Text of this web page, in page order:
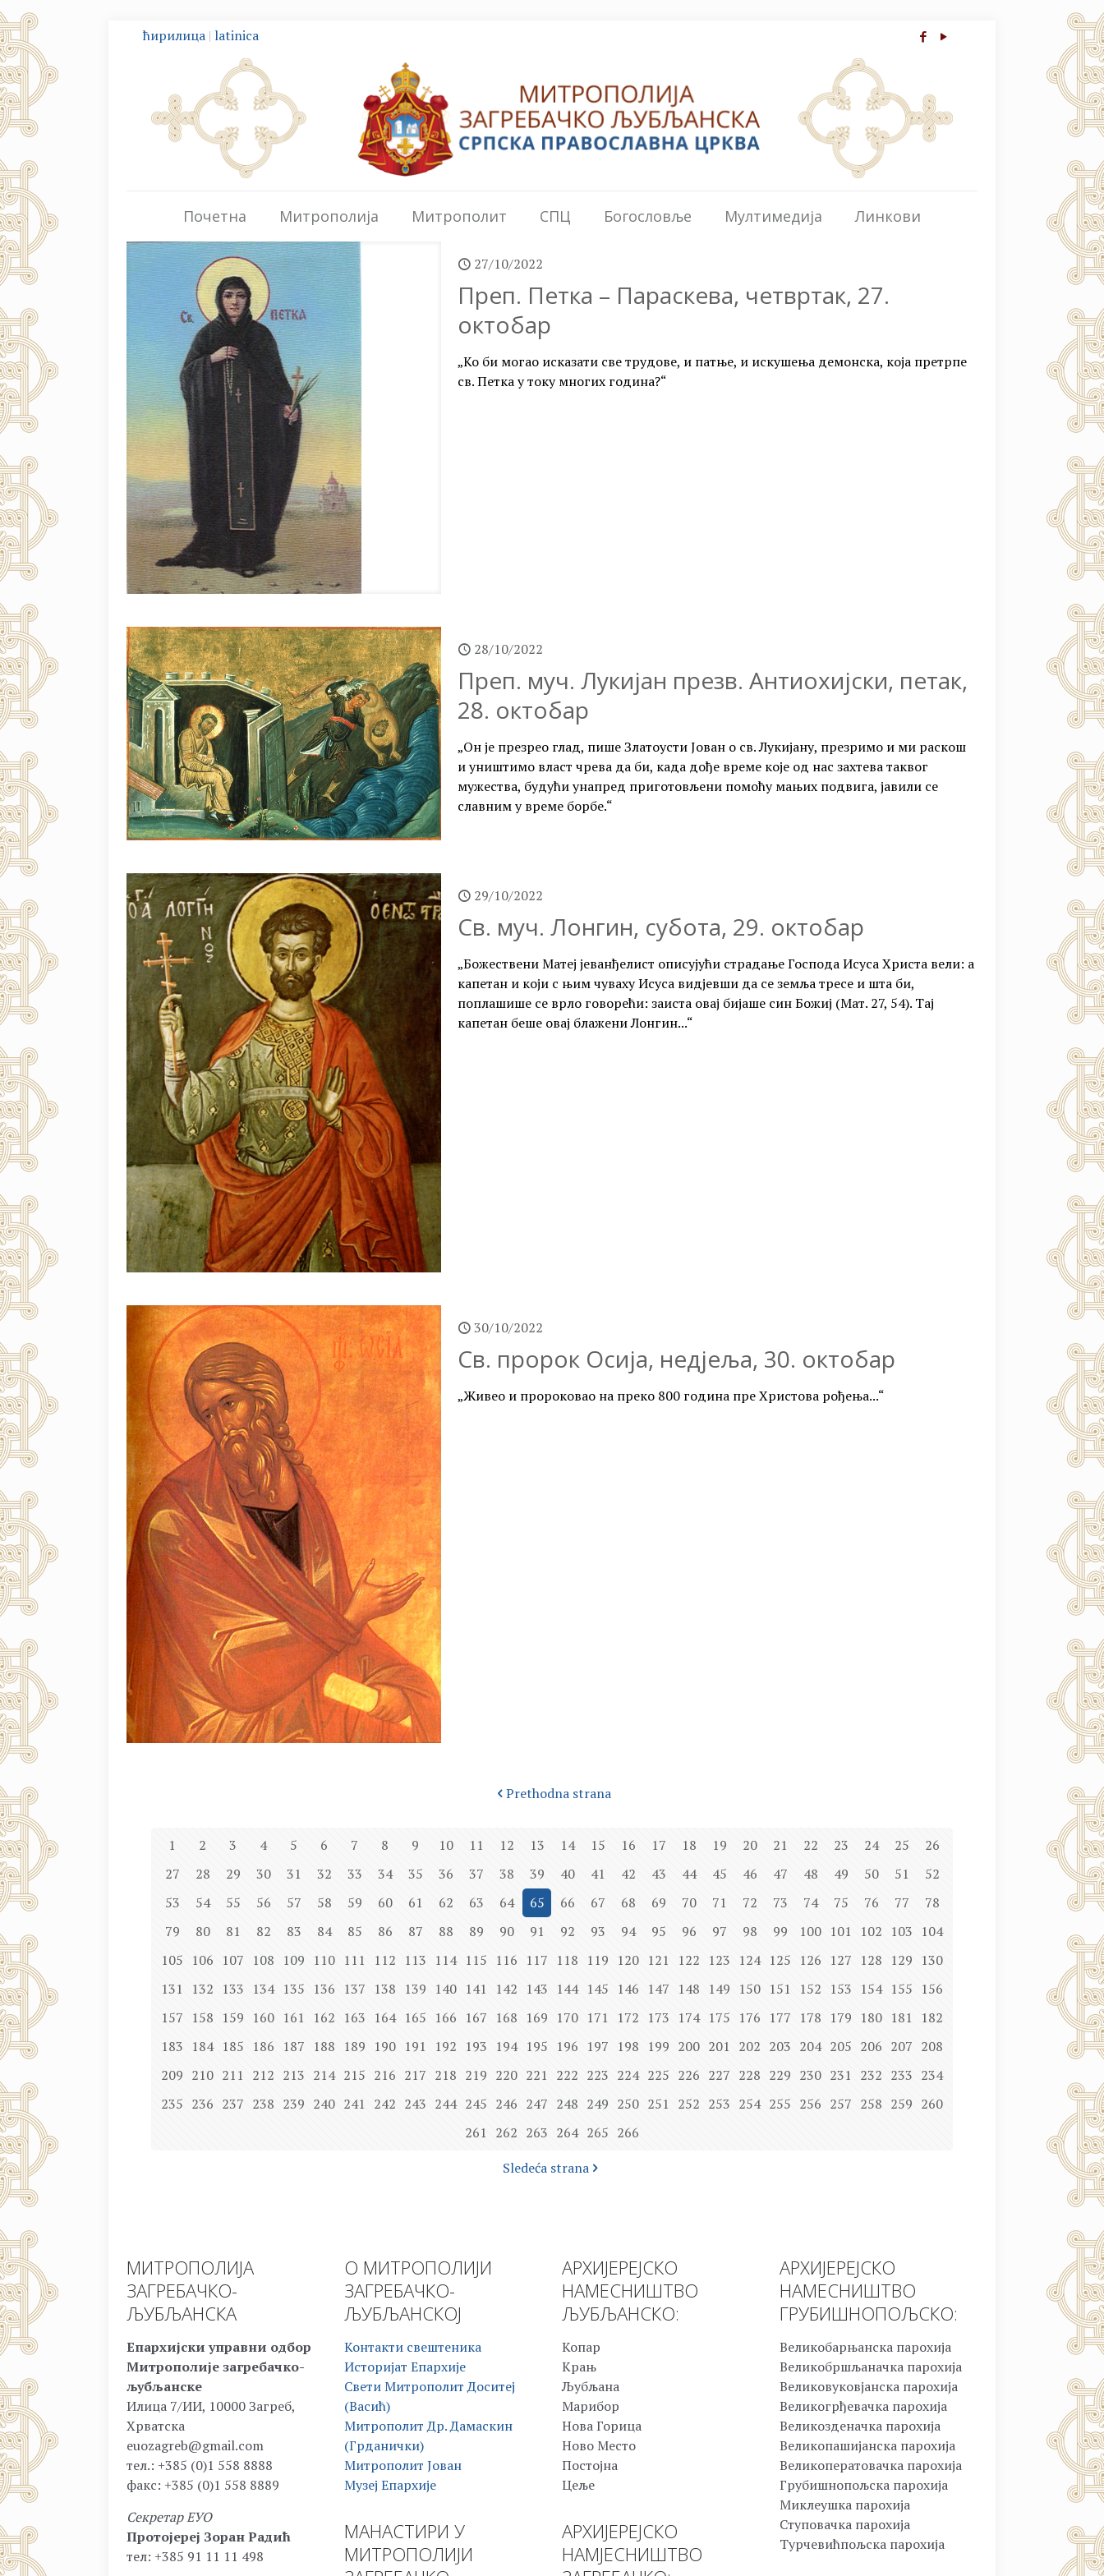
ћирилица | latinica
Почетна Митрополија Митрополит СПЦ Богословље Мултимедија Линкови
27/10/2022
Преп. Петка – Параскева, четвртак, 27.
октобар
„Ко би могао исказати све трудове, и патње, и искушења демонска, која претрпе
св. Петка у току многих година?“
28/10/2022
Преп. муч. Лукијан презв. Антиохијски, петак,
28. октобар
„Он је презрео глад, пише Златоусти Јован о св. Лукијану, презримо и ми раскош
и уништимо власт чрева да би, када дође време које од нас захтева таквог
мужества, будући унапред приготовљени помоћу мањих подвига, јавили се
славним у време борбе.“
29/10/2022
Св. муч. Лонгин, субота, 29. октобар
„Божествени Матеј јеванђелист описујући страдање Господа Исуса Христа вели: а
капетан и који с њим чуваху Исуса видјевши да се земља тресе и шта би,
поплашише се врло говорећи: заиста овај бијаше син Божиј (Мат. 27, 54). Тај
капетан беше овај блажени Лонгин...“
30/10/2022
Св. пророк Осија, недјеља, 30. октобар
„Живео и пророковао на преко 800 година пре Христова рођења...“
Prethodna strana
1 2 3 4 5 6 7 8 9 10 11 12 13 14 15 16 17 18 19 20 21 22 23 24 25
26
27
28 29 30 31 32 33 34 35 36 37 38 39 40 41 42 43 44 45 46 47 48 49 50 51
52
53
54 55 56 57 58 59 60 61 62 63 64 65 66 67 68 69 70 71 72 73 74 75 76 77
78
79
80 81 82 83 84 85 86 87 88 89 90 91 92 93 94 95 96 97 98 99 100 101 102 103 104
105 106 107 108 109 110 111 112 113 114 115 116 117 118 119 120 121 122 123 124 125 126 127 128 129 130
131
132 133 134 135 136 137 138 139 140 141 142 143 144 145 146 147 148 149 150 151 152 153 154 155 156
157 158 159 160 161 162 163 164 165 166 167 168 169 170 171 172 173 174 175 176 177 178 179 180 181
182
183 184 185 186 187 188 189 190 191 192 193 194 195 196 197 198 199 200 201 202 203 204 205 206 207 208
209 210 211 212 213 214 215 216 217 218 219 220 221 222 223 224 225 226 227 228 229 230 231 232 233 234
235 236 237 238 239 240 241 242 243 244 245 246 247 248 249 250 251 252 253 254 255 256 257 258 259 260
261 262 263 264 265 266
Sledeća strana
МИТРОПОЛИЈА
ЗАГРЕБАЧКО-
ЉУБЉАНСКА
Епархијски управни одбор
Митрополије загребачко-
љубљанске
Илица 7/ИИ, 10000 Загреб,
Хрватска
euozagreb@gmail.com
тел.: +385 (0)1 558 8888
факс: +385 (0)1 558 8889
Секретар ЕУО
Протојереј Зоран Радић
тел: +385 91 11 11 498
О МИТРОПОЛИЈИ
ЗАГРЕБАЧКО-
ЉУБЉАНСКОЈ
Контакти свештеника
Историјат Епархије
Свети Митрополит Доситеј
(Васић)
Митрополит Др. Дамаскин
(Грданички)
Митрополит Јован
Музеј Епархије
МАНАСТИРИ У
МИТРОПОЛИЈИ
АРХИЈЕРЕЈСКО
НАМЕСНИШТВО
ЉУБЉАНСКО:
Копар
Крањ
Љубљана
Марибор
Нова Горица
Ново Место
Постојна
Цеље
АРХИЈЕРЕЈСКО
НАМЈЕСНИШТВО
АРХИЈЕРЕЈСКО
НАМЕСНИШТВО
ГРУБИШНОПОЉСКО:
Великобарњанска парохија
Великобршљаначка парохија
Великовуковјанска парохија
Великогрђевачка парохија
Великозденачка парохија
Великопашијанска парохија
Великоператовачка парохија
Грубишнопољска парохија
Миклеушка парохија
Ступовачка парохија
Турчевићпољска парохија